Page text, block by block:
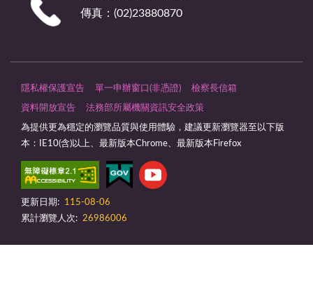
傳真：(02)23880870
隱私權保護宣告 單一申辦窗口(非憑證) 檢察長信箱
資料開放宣告 法務部所屬機關資訊安全政策
為提供更為穩定的瀏覽品質與使用體驗，建議更新瀏覽器至以下版
本：IE10(含)以上、最新版本Chrome、最新版本Firefox
更新日期:
115-08-06
累計瀏覽人次: 26986006